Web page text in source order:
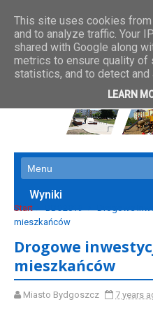
Wyniki
Start BBO2019
Drogowe
mieszkańców
Drogowe
mieszkańców
Miasto Bydgoszcz 7 years
This site uses cookies
and to analyze traffic. Your
shared with Google along
metrics to ensure quality of
statistics, and to detect and
LEARN